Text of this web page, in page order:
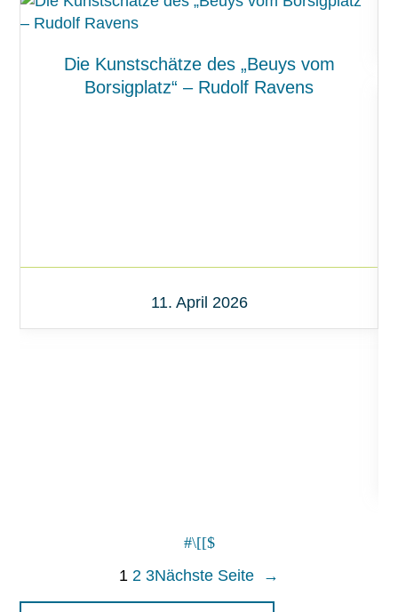
Die Kunstschätze des „Beuys vom
Borsigplatz“ – Rudolf Ravens
11. April 2026
1 2 3Nächste Seite →